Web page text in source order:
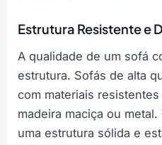
Estrutura Resistente e
A qualidade de um sofá
estrutura. Sofás de alta
com materiais
madeira maciça ou
uma estrutura sólida e